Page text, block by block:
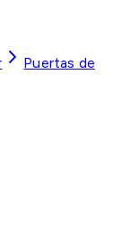
Puertas de